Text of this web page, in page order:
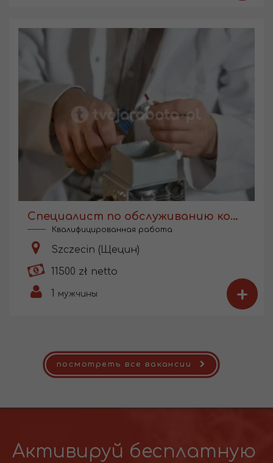
Специалист по обслуживанию компрессоров для мед. оборудования
Квалифицированная работа
Szczecin (Щецин)
11500 zł netto
1 мужчины +
посмотреть все вакансии
Активируй бесплатную